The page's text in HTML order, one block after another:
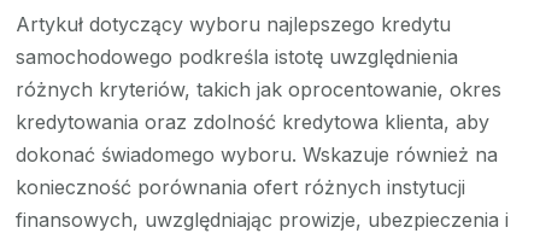
Artykuł dotyczący wyboru najlepszego kredytu
samochodowego podkreśla istotę uwzględnienia
różnych kryteriów, takich jak oprocentowanie, okres
kredytowania oraz zdolność kredytowa klienta, aby
dokonać świadomego wyboru. Wskazuje również na
konieczność porównania ofert różnych instytucji
finansowych, uwzględniając prowizje, ubezpieczenia i